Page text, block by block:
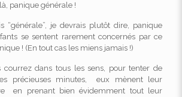
panique générale !
“générale”, je devrais plutôt dire, panique
se sentent rarement concernés par ce
! (En tout cas les miens jamais !)
courrez dans tous les sens, pour tenter de
précieuses minutes, eux mènent leur
en prenant bien évidemment tout leur